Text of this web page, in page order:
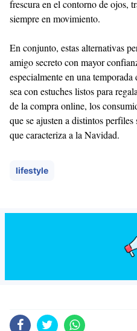
frescura en el contorno de ojos,
siempre en movimiento.
En conjunto, estas alternativas
amigo secreto con mayor
especialmente en una
sea con estuches listos para
de la compra online, los
que se ajusten a distintos
que caracteriza a la Navidad.
lifestyle